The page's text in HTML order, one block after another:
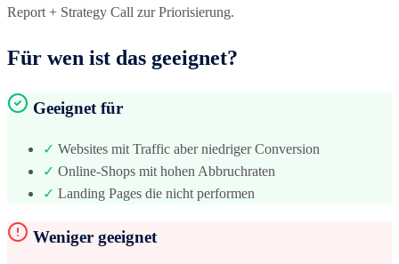
Report + Strategy Call zur Priorisierung.
Für wen ist das geeignet?
Geeignet für
✓ Websites mit Traffic aber niedriger Conversion
✓ Online-Shops mit hohen Abbruchraten
✓ Landing Pages die nicht performen
Weniger geeignet